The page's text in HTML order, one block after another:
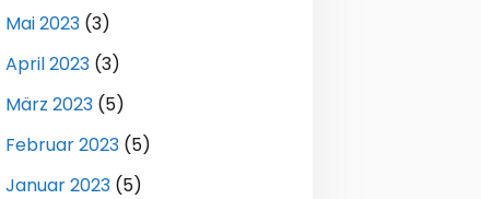
Mai 2023 (3)
April 2023 (3)
März 2023 (5)
Februar 2023 (5)
Januar 2023 (5)